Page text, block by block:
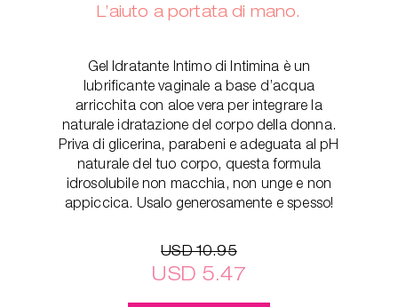
L’aiuto a portata di mano.
Gel Idratante Intimo di Intimina è un
lubrificante vaginale a base d’acqua
arricchita con aloe vera per integrare la
naturale idratazione del corpo della donna.
Priva di glicerina, parabeni e adeguata al pH
naturale del tuo corpo, questa formula
idrosolubile non macchia, non unge e non
appiccica. Usalo generosamente e spesso!
USD 10.95
USD 5.47